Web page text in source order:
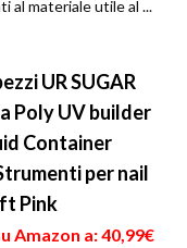
al materiale utile al ...
UR SUGAR
Poly UV builder
Container
per nail
Pink
Amazon a: 40,99€